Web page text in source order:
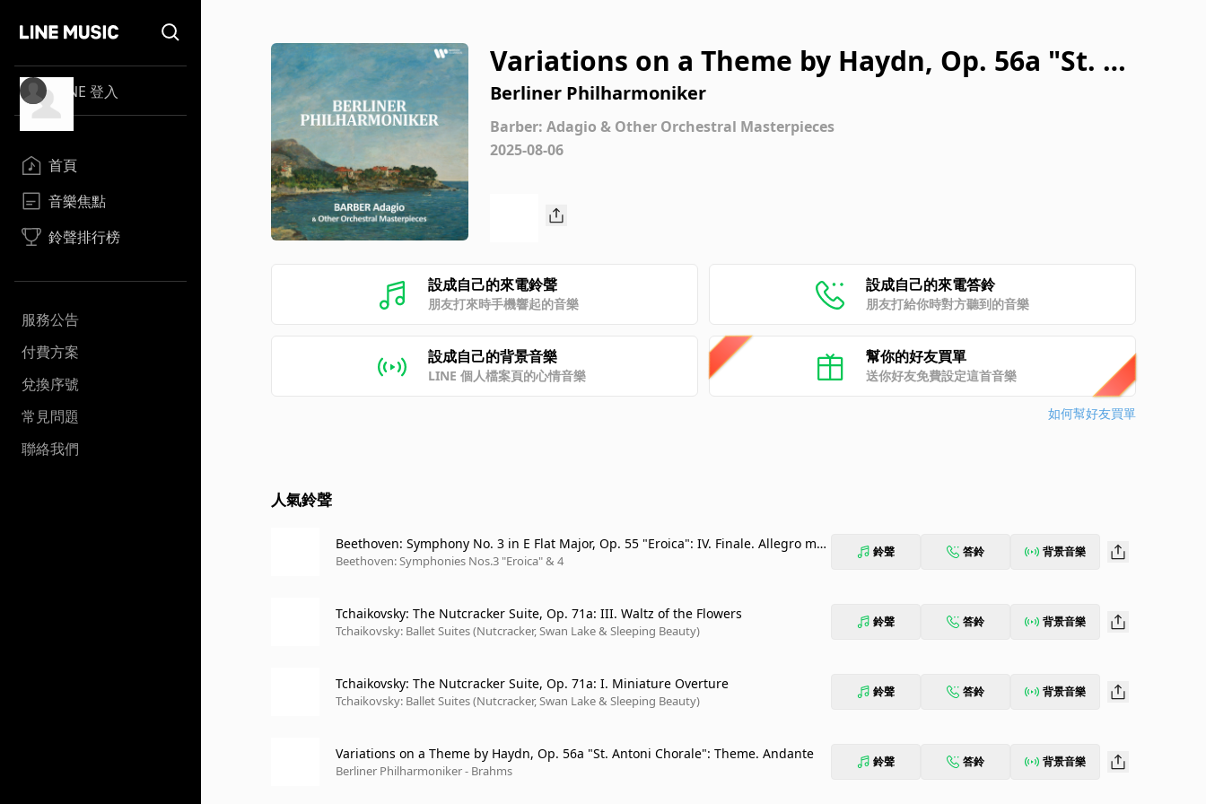
LINE 登入
首頁
音樂焦點
鈴聲排行榜
服務公告
付費方案
兌換序號
常見問題
聯絡我們
Variations on a Theme by Haydn, Op. 56a "St. A
ntoni Chorale": Variation VII. Grazioso
Berliner Philharmoniker
Barber: Adagio & Other Orchestral Masterpieces
2025-08-06
設成自己的來電鈴聲
朋友打來時手機響起的音樂
設成自己的來電答鈴
朋友打給你時對方聽到的音樂
設成自己的背景音樂
LINE 個人檔案頁的心情音樂
幫你的好友買單
送你好友免費設定這首音樂
如何幫好友買單
人氣鈴聲
Beethoven: Symphony No. 3 in E Flat Major, Op. 55 "Eroica": IV. Finale. Allegro mol
to (Recorded 1962)
Beethoven: Symphonies Nos.3 "Eroica" & 4
鈴聲 答鈴 背景音樂
Tchaikovsky: The Nutcracker Suite, Op. 71a: III. Waltz of the Flowers
Tchaikovsky: Ballet Suites (Nutcracker, Swan Lake & Sleeping Beauty)
鈴聲 答鈴 背景音樂
Tchaikovsky: The Nutcracker Suite, Op. 71a: I. Miniature Overture
Tchaikovsky: Ballet Suites (Nutcracker, Swan Lake & Sleeping Beauty)
鈴聲 答鈴 背景音樂
Variations on a Theme by Haydn, Op. 56a "St. Antoni Chorale": Theme. Andante
Berliner Philharmoniker - Brahms
鈴聲 答鈴 背景音樂